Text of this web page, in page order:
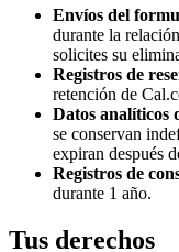
Envíos del
durante la
solicites su
Registros de
retención de
Datos analíticos
se conservan
expiran después
Registros de
durante 1 año.
Tus derechos